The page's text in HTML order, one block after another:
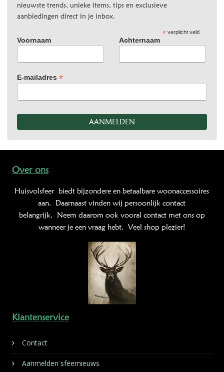
nieuwste trends, unieke items, tips en exclusieve
aanbiedingen direct in je inbox.
*verplicht veld
Voornaam Achternaam
E-mailadres *
Over ons
Huisvolsfeer biedt bijzondere en betaalbare woonaccessoires
aan. Daarnaast vinden wij persoonlijk contact
belangrijk. Neem daarom ook vooral contact met ons op
wanneer je een vraag hebt. Veel shop plezier!
Klantenservice
Contact
Aanmelden sfeernieuws